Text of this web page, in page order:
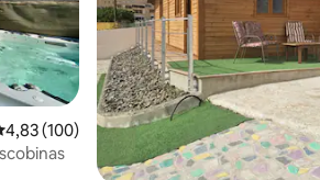
Bewertungen Bewertung: 4,83 von 5,
4,83 (100)